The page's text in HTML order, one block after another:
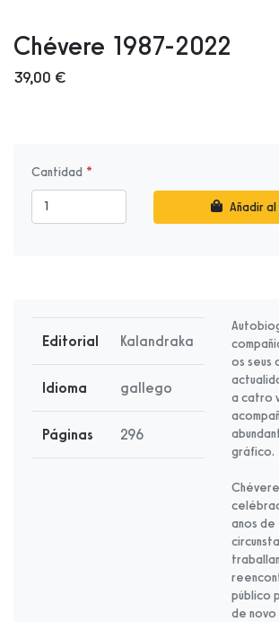
Chévere 1987-2022
39,00 €
Cantidad
Añadir
Editorial Kalandraka
Idioma gallego
Páginas 296
os seus
a catro
gráfico.
anos de
público
de novo